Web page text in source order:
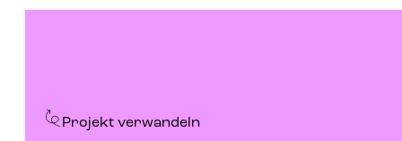
Projekt verwandeln